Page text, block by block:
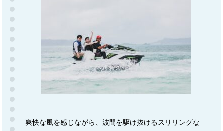
爽快な風を感じながら、波間を駆け抜けるスリリングな